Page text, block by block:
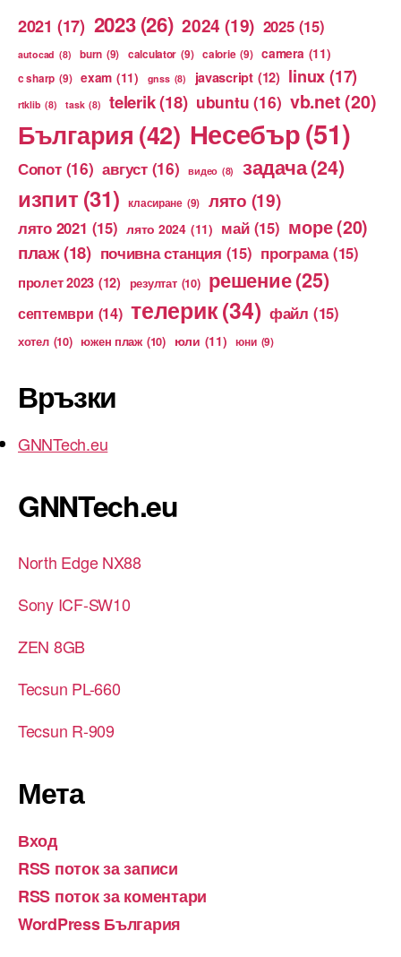
2021 (17) 2023 (26) 2024 (19) 2025 (15)
autocad (8) burn (9) calculator (9) calorie (9) camera (11)
c sharp (9) exam (11) gnss (8) javascript (12) linux(17)
rtklib (8) task (8) telerik(18) ubuntu (16) vb.net(20)
България (42) Несебър(51)
Сопот (16) август (16) видео (8) задача(24)
изпит (31) класиране (9) лято (19)
лято 2021 (15) лято 2024 (11) май (15) море(20)
плаж(18) почивна станция (15) програма (15)
пролет 2023 (12) резултат (10) решение(25)
септември (14) телерик(34) файл (15)
хотел (10) южен плаж (10) юли (11) юни (9)
Връзки
GNNTech.eu
GNNTech.eu
North Edge NX88
Sony ICF-SW10
ZEN 8GB
Tecsun PL-660
Tecsun R-909
Мета
Вход
RSS поток за записи
RSS поток за коментари
WordPress България